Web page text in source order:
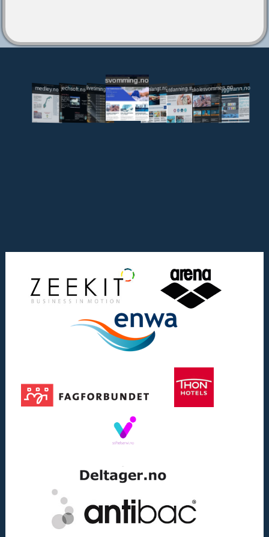
medley.no jechsoft.nolivetiming.medley.no
svomming.no
svomlangt.noutdanning.svomming.no
skolesvommen.notryggivann.no